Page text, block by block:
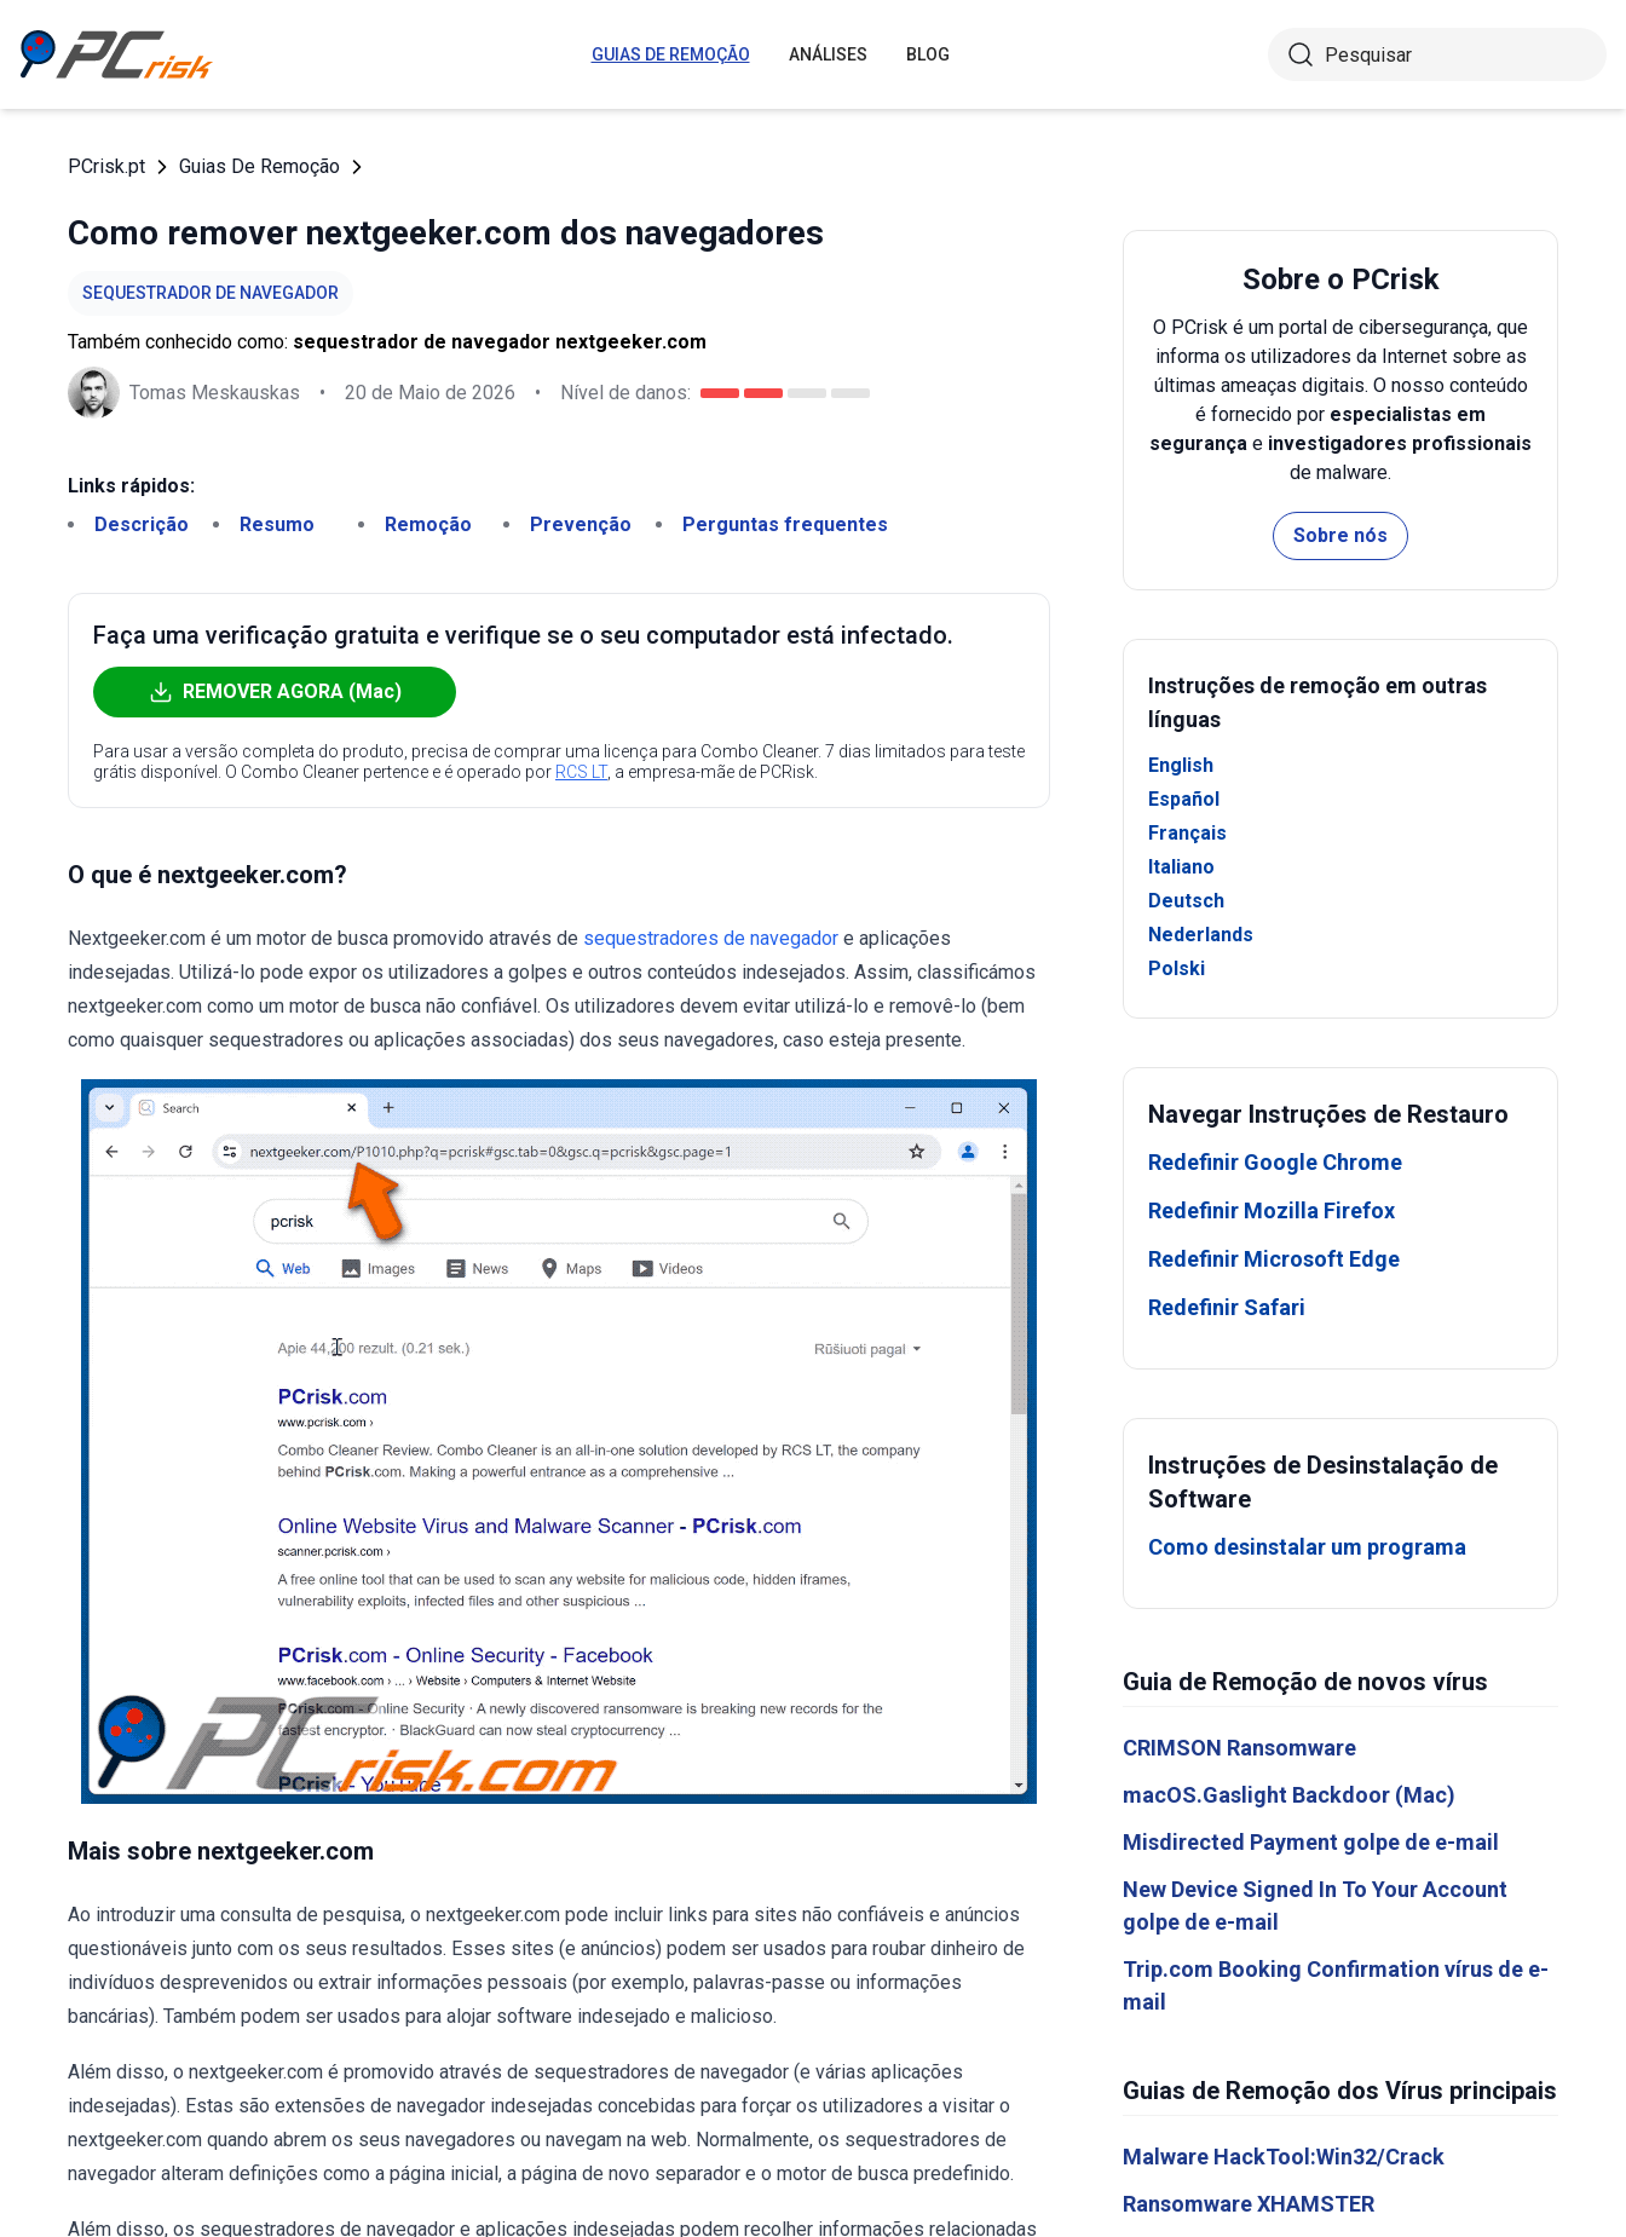
GUIAS DE REMOÇÃO ANÁLISES BLOG
PCrisk.pt Guias De Remoção
Como remover nextgeeker.com dos navegadores
SEQUESTRADOR DE NAVEGADOR
Também conhecido como: sequestrador de navegador nextgeeker.com
Tomas Meskauskas • 20 de Maio de 2026 • Nível de danos:
Links rápidos:
Descrição
Resumo Remoção Prevenção Perguntas frequentes
Faça uma verificação gratuita e verifique se o seu computador está infectado.
REMOVER AGORA (Mac)
Para usar a versão completa do produto, precisa de comprar uma licença para Combo Cleaner. 7 dias limitados para teste
grátis disponível. O Combo Cleaner pertence e é operado por RCS LT, a empresa-mãe de PCRisk.
O que é nextgeeker.com?
Nextgeeker.com é um motor de busca promovido através de sequestradores de navegador e aplicações
indesejadas. Utilizá-lo pode expor os utilizadores a golpes e outros conteúdos indesejados. Assim, classificámos
nextgeeker.com como um motor de busca não confiável. Os utilizadores devem evitar utilizá-lo e removê-lo (bem
como quaisquer sequestradores ou aplicações associadas) dos seus navegadores, caso esteja presente.
Mais sobre nextgeeker.com
Ao introduzir uma consulta de pesquisa, o nextgeeker.com pode incluir links para sites não confiáveis e anúncios
questionáveis junto com os seus resultados. Esses sites (e anúncios) podem ser usados para roubar dinheiro de
indivíduos desprevenidos ou extrair informações pessoais (por exemplo, palavras-passe ou informações
bancárias). Também podem ser usados para alojar software indesejado e malicioso.
Além disso, o nextgeeker.com é promovido através de sequestradores de navegador (e várias aplicações
indesejadas). Estas são extensões de navegador indesejadas concebidas para forçar os utilizadores a visitar o
nextgeeker.com quando abrem os seus navegadores ou navegam na web. Normalmente, os sequestradores de
navegador alteram definições como a página inicial, a página de novo separador e o motor de busca predefinido.
Além disso, os sequestradores de navegador e aplicações indesejadas podem recolher informações relacionadas
Sobre o PCrisk
O PCrisk é um portal de cibersegurança, que
informa os utilizadores da Internet sobre as
últimas ameaças digitais. O nosso conteúdo
é fornecido por especialistas em
segurança e investigadores profissionais
de malware.
Sobre nós
Instruções de remoção em outras
línguas
English
Español
Français
Italiano
Deutsch
Nederlands
Polski
Navegar Instruções de Restauro
Redefinir Google Chrome
Redefinir Mozilla Firefox
Redefinir Microsoft Edge
Redefinir Safari
Instruções de Desinstalação de
Software
Como desinstalar um programa
Guia de Remoção de novos vírus
CRIMSON Ransomware
macOS.Gaslight Backdoor (Mac)
Misdirected Payment golpe de e-mail
New Device Signed In To Your Account
golpe de e-mail
Trip.com Booking Confirmation vírus de e-
mail
Guias de Remoção dos Vírus principais
Malware HackTool:Win32/Crack
Ransomware XHAMSTER